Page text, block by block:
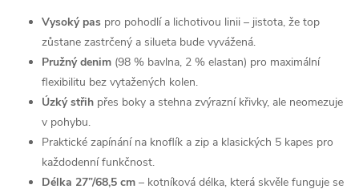
Vysoký pas pro pohodlí a lichotivou linii – jistota, že top
zůstane zastrčený a silueta bude vyvážená.
Pružný denim (98 % bavlna, 2 % elastan) pro maximální
flexibilitu bez vytažených kolen.
Úzký střih přes boky a stehna zvýrazní křivky, ale neomezuje
v pohybu.
Praktické zapínání na knoflík a zip a klasických 5 kapes pro
každodenní funkčnost.
Délka 27”/68,5 cm – kotníková délka, která skvěle funguje se